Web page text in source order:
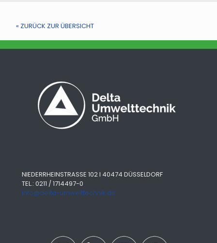
« ZURÜCK ZUR ÜBERSICHT
NIEDERRHEINSTRASSE 102 I 40474 DÜSSELDORF
TEL.: 0211 / 1714497-0
info@delta-umwelttechnik.de